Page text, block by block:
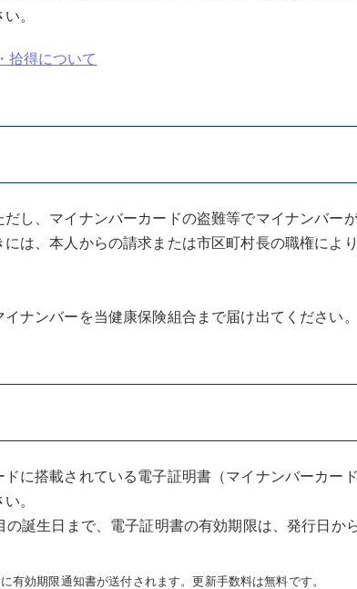
。
拾得について
し、マイナンバーカードの盗難等でマイナンバー
は、本人からの請求または市区町村長の職権によ
ナンバーを当健康保険組合まで届け出てください。
に搭載されている電子証明書（マイナンバーカー
。
誕生日まで、電子証明書の有効期限は、発行日か
効期限通知書が送付されます。更新手数料は無料です。